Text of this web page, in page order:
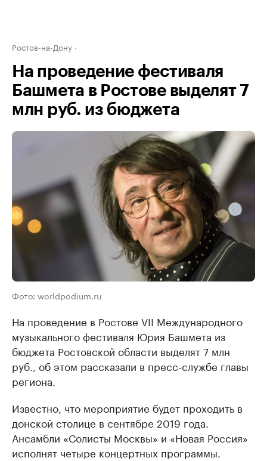
Ростов-на-Дону
На проведение фестиваля
Башмета в Ростове выделят 7
млн руб. из бюджета
Фото: worldpodium.ru
На проведение в Ростове VII Международного
музыкального фестиваля Юрия Башмета из
бюджета Ростовской области выделят 7 млн
руб., об этом рассказали в пресс-службе главы
региона.
Известно, что мероприятие будет проходить в
донской столице в сентябре 2019 года.
Ансамбли «Солисты Москвы» и «Новая Россия»
исполнят четыре концертных программы.